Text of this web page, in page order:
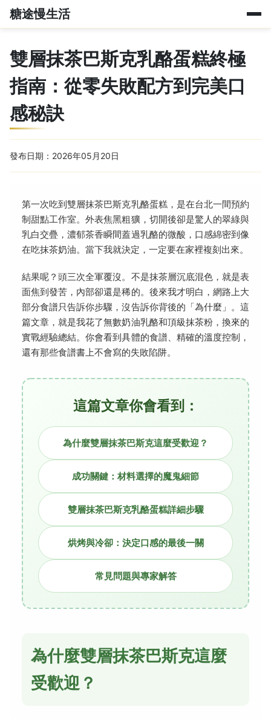
糖途慢生活
雙層抹茶巴斯克乳酪蛋糕終極
指南：從零失敗配方到完美口
感秘訣
發布日期：2026年05月20日
第一次吃到雙層抹茶巴斯克乳酪蛋糕，是在台北一間預約
制甜點工作室。外表焦黑粗獷，切開後卻是驚人的翠綠與
乳白交疊，濃郁茶香瞬間蓋過乳酪的微酸，口感綿密到像
在吃抹茶奶油。當下我就決定，一定要在家裡複刻出來。
結果呢？頭三次全軍覆沒。不是抹茶層沉底混色，就是表
面焦到發苦，內部卻還是稀的。後來我才明白，網路上大
部分食譜只告訴你步驟，沒告訴你背後的「為什麼」。這
篇文章，就是我花了無數奶油乳酪和頂級抹茶粉，換來的
實戰經驗總結。你會看到具體的食譜、精確的溫度控制，
還有那些食譜書上不會寫的失敗陷阱。
這篇文章你會看到：
為什麼雙層抹茶巴斯克這麼受歡迎？
成功關鍵：材料選擇的魔鬼細節
雙層抹茶巴斯克乳酪蛋糕詳細步驟
烘烤與冷卻：決定口感的最後一關
常見問題與專家解答
為什麼雙層抹茶巴斯克這麼
受歡迎？